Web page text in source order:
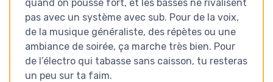
quand on pousse fort, et les basses ne rivalisent
pas avec un système avec sub. Pour de la voix,
de la musique généraliste, des répètes ou une
ambiance de soirée, ça marche très bien. Pour
de l’électro qui tabasse sans caisson, tu resteras
un peu sur ta faim.